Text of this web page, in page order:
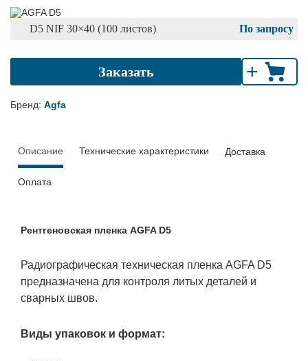
По запросу
D5 NIF 30×40 (100 листов)
Заказать +
Бренд: Agfa
Описание Технические характеристики Доставка
Оплата
Рентгеновская пленка AGFA D5
Радиографическая техническая пленка AGFA D5
предназначена для контроля литых деталей и
сварных швов.
Виды упаковок и формат: